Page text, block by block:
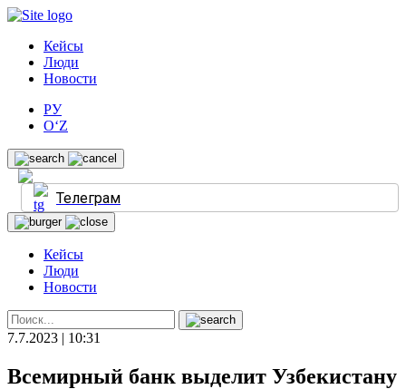
Кейсы
Люди
Новости
РУ
O‘Z
Телеграм
Кейсы
Люди
Новости
7.7.2023 | 10:31
Всемирный банк выделит Узбекистану